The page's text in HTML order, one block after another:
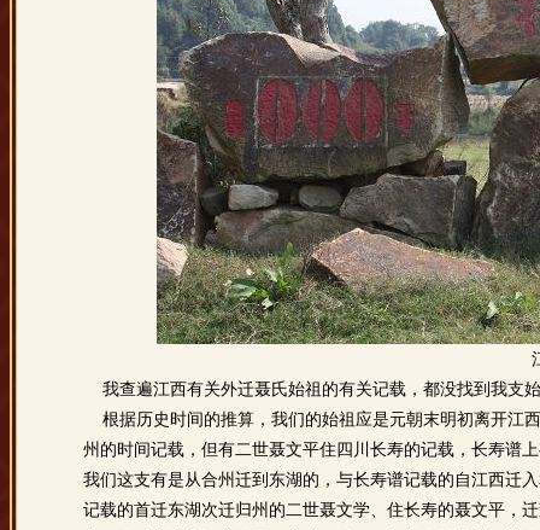
我查遍江西有关外迁聂氏始祖的有关记载，都没找到我支
根据历史时间的推算，我们的始祖应是元朝末明初离开江
州的时间记载，但有二世聂文平住四川长寿的记载，长寿谱
我们这支有是从合州迁到东湖的，与长寿谱记载的自江西迁
记载的首迁东湖次迁归州的二世聂文学、住长寿的聂文平，